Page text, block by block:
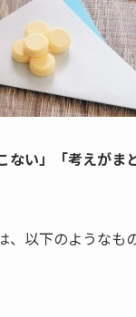
ない」「考えがま
以下のようなも